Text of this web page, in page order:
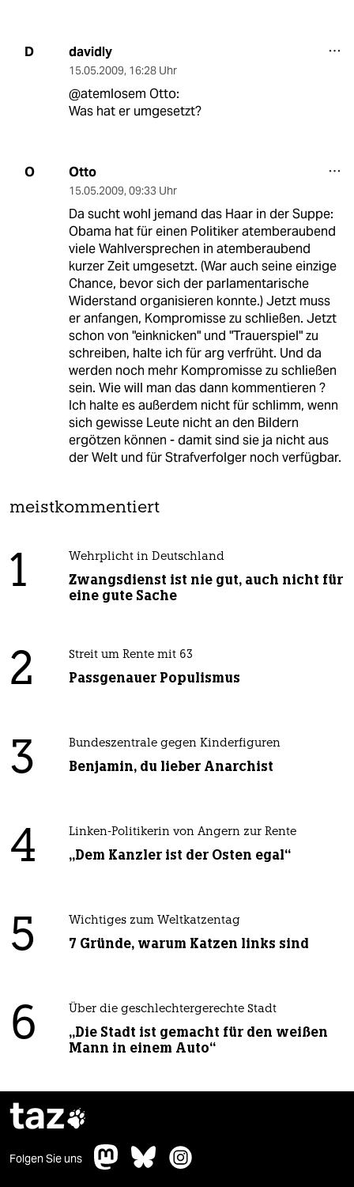
D davidly
15.05.2009, 16:28 Uhr
@atemlosem Otto:
Was hat er umgesetzt?
O Otto
15.05.2009, 09:33 Uhr
Da sucht wohl jemand das Haar in der Suppe:
Obama hat für einen Politiker atemberaubend
viele Wahlversprechen in atemberaubend
kurzer Zeit umgesetzt. (War auch seine einzige
Chance, bevor sich der parlamentarische
Widerstand organisieren konnte.) Jetzt muss
er anfangen, Kompromisse zu schließen. Jetzt
schon von "einknicken" und "Trauerspiel" zu
schreiben, halte ich für arg verfrüht. Und da
werden noch mehr Kompromisse zu schließen
sein. Wie will man das dann kommentieren ?
Ich halte es außerdem nicht für schlimm, wenn
sich gewisse Leute nicht an den Bildern
ergötzen können - damit sind sie ja nicht aus
der Welt und für Strafverfolger noch verfügbar.
meistkommentiert
1 Wehrplicht in Deutschland
Zwangsdienst ist nie gut, auch nicht für
eine gute Sache
2 Streit um Rente mit 63
Passgenauer Populismus
3 Bundeszentrale gegen Kinderfiguren
Benjamin, du lieber Anarchist
4 Linken-Politikerin von Angern zur Rente
„Dem Kanzler ist der Osten egal“
5 Wichtiges zum Weltkatzentag
7 Gründe, warum Katzen links sind
6 Über die geschlechtergerechte Stadt
„Die Stadt ist gemacht für den weißen
Mann in einem Auto“
taz
Folgen Sie uns